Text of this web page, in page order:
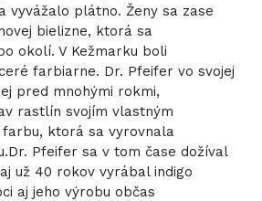
vyvážalo plátno. Ženy sa zase
bielizne, ktorá sa
okolí. V Kežmarku boli
farbiarne. Dr. Pfeifer vo svojej
pred mnohými rokmi,
rastlín svojím vlastným
ktorá sa vyrovnala
Pfeifer sa v tom čase dožíval
už 40 rokov vyrábal indigo
aj jeho výrobu občas